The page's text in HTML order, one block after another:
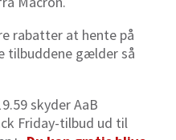
rabatter at hente på
tilbuddene gælder så
skyder AaB
Friday-tilbud ud til